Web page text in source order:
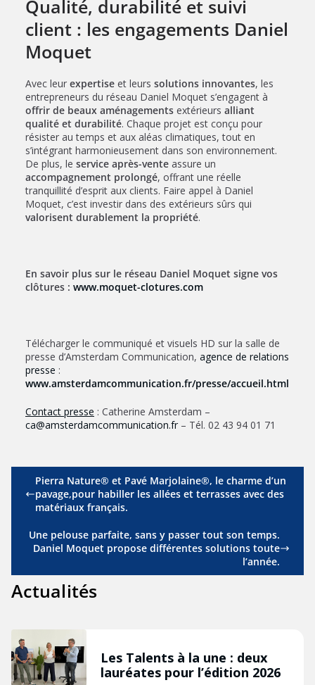
Qualité, durabilité et suivi
client : les engagements Daniel
Moquet
Avec leur expertise et leurs solutions innovantes, les
entrepreneurs du réseau Daniel Moquet s’engagent à
offrir de beaux aménagements extérieurs alliant
qualité et durabilité. Chaque projet est conçu pour
résister au temps et aux aléas climatiques, tout en
s’intégrant harmonieusement dans son environnement.
De plus, le service après-vente assure un
accompagnement prolongé, offrant une réelle
tranquillité d’esprit aux clients. Faire appel à Daniel
Moquet, c’est investir dans des extérieurs sûrs qui
valorisent durablement la propriété.
En savoir plus sur le réseau Daniel Moquet signe vos
clôtures : www.moquet-clotures.com
Télécharger le communiqué et visuels HD sur la salle de
presse d’Amsterdam Communication, agence de relations
presse :
www.amsterdamcommunication.fr/presse/accueil.html
Contact presse : Catherine Amsterdam –
ca@amsterdamcommunication.fr – Tél. 02 43 94 01 71
Pierra Nature® et Pavé Marjolaine®, le charme d’un
pavage,pour habiller les allées et terrasses avec des
matériaux français.
Une pelouse parfaite, sans y passer tout son temps.
Daniel Moquet propose différentes solutions toute
l’année.
Actualités
Les Talents à la une : deux
lauréates pour l’édition 2026